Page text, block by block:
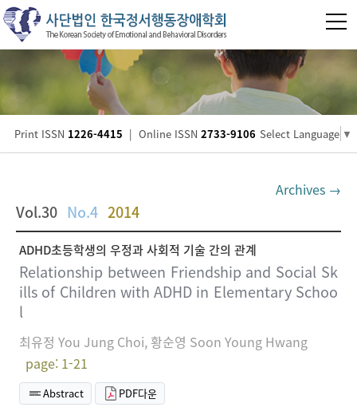
Print ISSN 1226-4415 | Online ISSN 2733-9106 Select Language ▼
Archives →
Vol.30 No.4 2014
ADHD초등학생의 우정과 사회적 기술 간의 관계
Relationship between Friendship and Social Sk
ills of Children with ADHD in Elementary Schoo
l
최유정 You Jung Choi, 황순영 Soon Young Hwang
page: 1-21
Abstract PDF다운